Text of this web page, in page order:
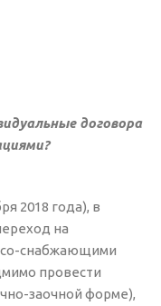
договора
2018 года), в
на
снабжающими
провести
заочной форме),